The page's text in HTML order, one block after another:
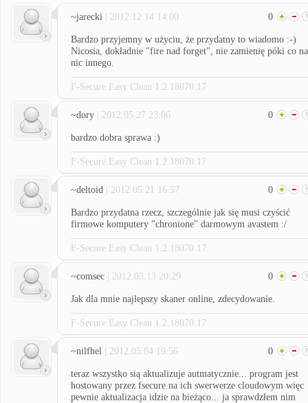
~jarecki | 2012.12.14 14:00 0
Bardzo przyjemny w użyciu, że przydatny to wiadomo :-)
Nicosia, dokładnie "fire nad forget", nie zamienię póki co na
nic innego.
F-Secure Easy Clean 1.2.18070.17
~dory | 2012.05.27 23:06 0
bardzo dobra sprawa :)
F-Secure Easy Clean 1.2.18070.17
~deltoid | 2012.05.21 16:57 0
Bardzo przydatna rzecz, szczególnie jak się musi czyścić
firmowe komputery "chronione" darmowym avastem :/
F-Secure Easy Clean 1.2.18070.17
~comsec | 2012.05.13 20:29 0
Jak dla mnie najlepszy skaner online, zdecydowanie.
F-Secure Easy Clean 1.2.18070.17
~nilfhel | 2012.05.04 19:56 0
teraz wszystko sią aktualizuje autmatycznie... program jest
hostowany przez fsecure na ich swerwerze cloudowym więc
pewnie aktualizacja idzie na bieżąco... ja sprawdzłem nim